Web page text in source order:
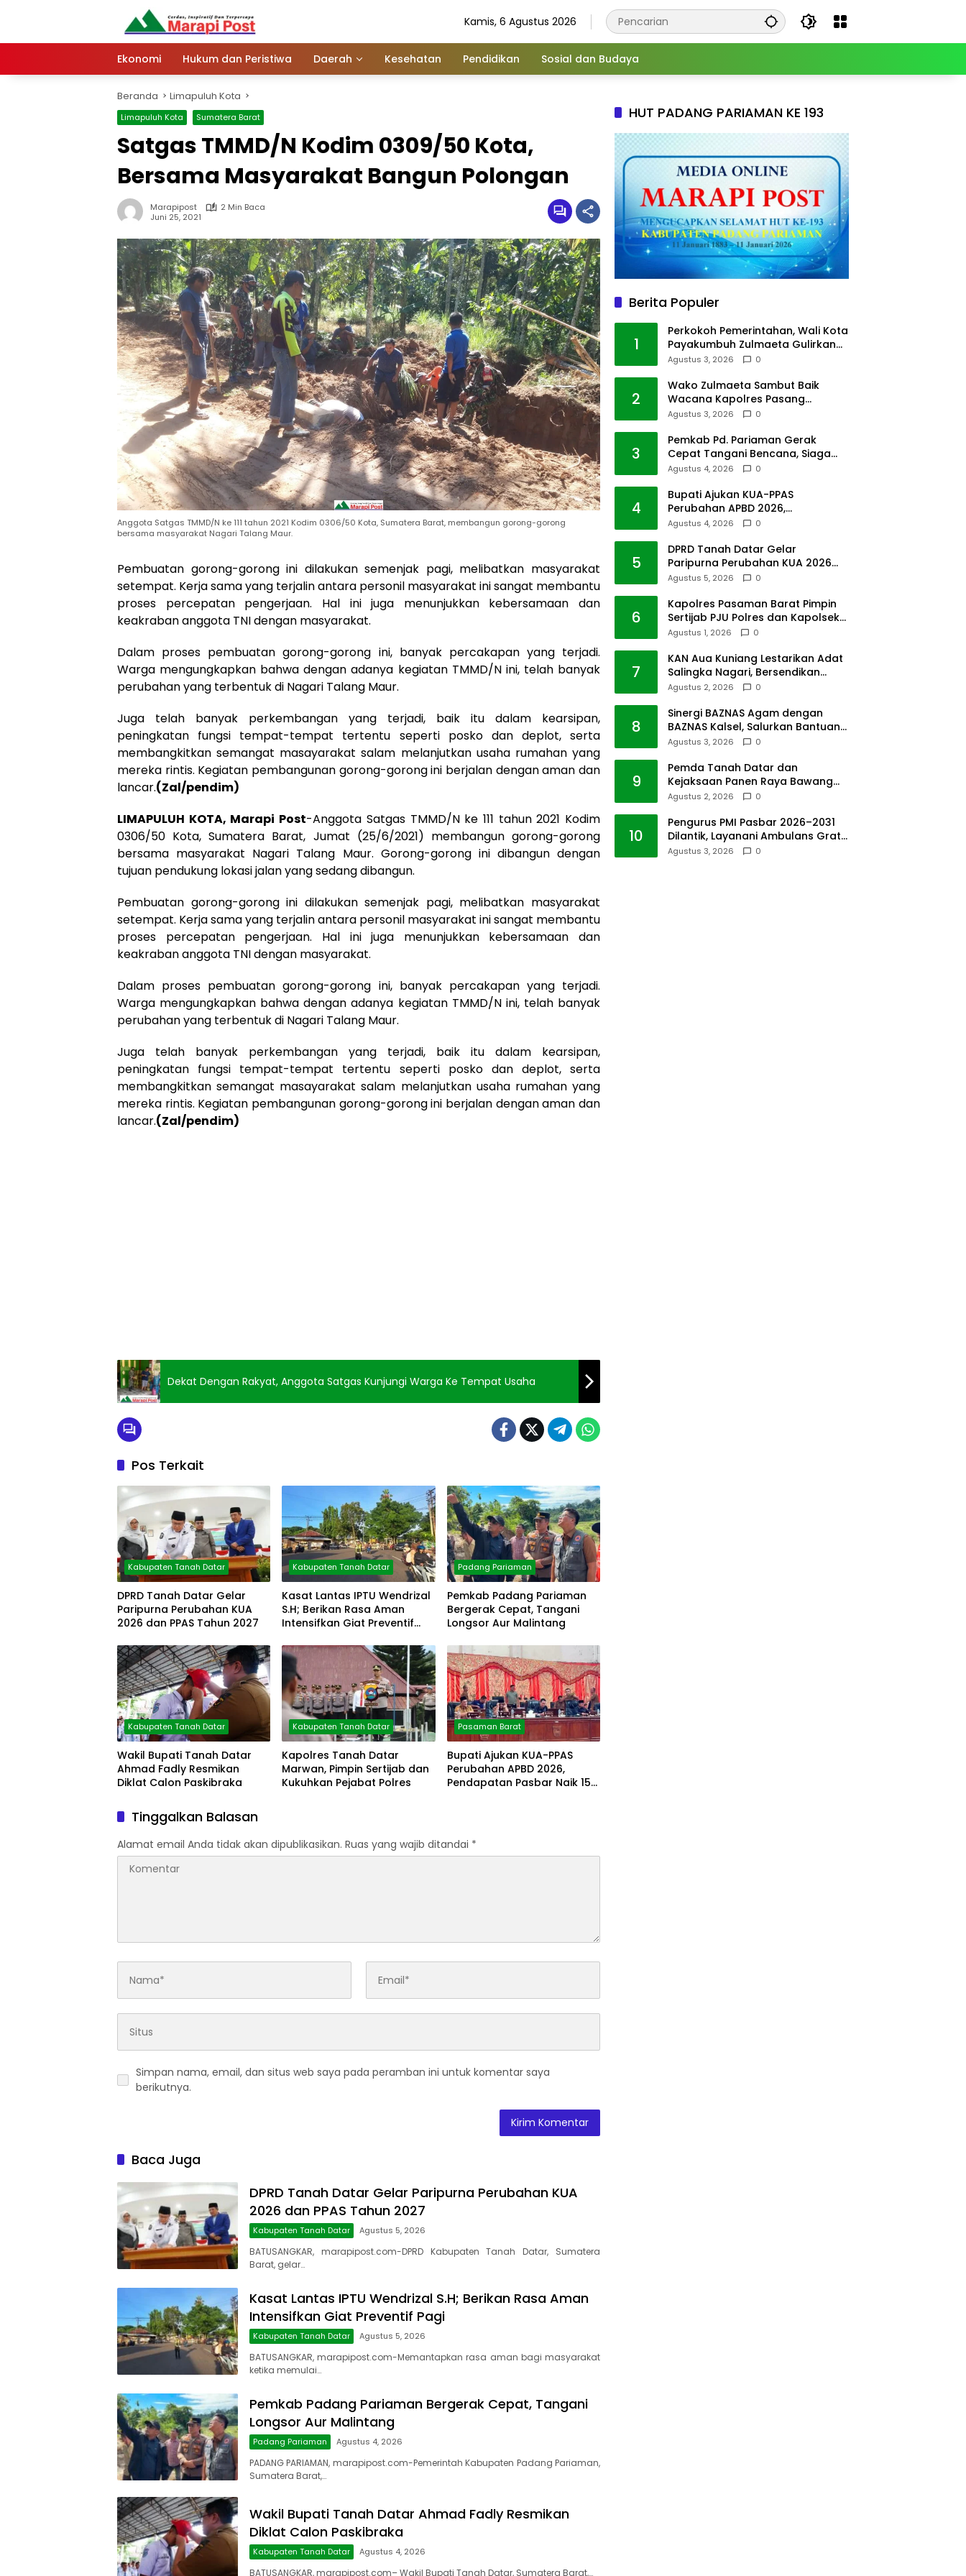
Kamis, 6 Agustus 2026
Ekonomi Hukum dan Peristiwa Daerah Kesehatan Pendidikan Sosial dan Budaya
Beranda Limapuluh Kota
Limapuluh Kota Sumatera Barat
Satgas TMMD/N Kodim 0309/50 Kota,
Bersama Masyarakat Bangun Polongan
Marapipost
2 Min Baca
Juni 25, 2021
Anggota Satgas TMMD/N ke 111 tahun 2021 Kodim 0306/50 Kota, Sumatera Barat, membangun gorong-gorong
bersama masyarakat Nagari Talang Maur.
Pembuatan gorong-gorong ini dilakukan semenjak pagi, melibatkan masyarakat
setempat. Kerja sama yang terjalin antara personil masyarakat ini sangat membantu
proses percepatan pengerjaan. Hal ini juga menunjukkan kebersamaan dan
keakraban anggota TNI dengan masyarakat.
Dalam proses pembuatan gorong-gorong ini, banyak percakapan yang terjadi.
Warga mengungkapkan bahwa dengan adanya kegiatan TMMD/N ini, telah banyak
perubahan yang terbentuk di Nagari Talang Maur.
Juga telah banyak perkembangan yang terjadi, baik itu dalam kearsipan,
peningkatan fungsi tempat-tempat tertentu seperti posko dan deplot, serta
membangkitkan semangat masayarakat salam melanjutkan usaha rumahan yang
mereka rintis. Kegiatan pembangunan gorong-gorong ini berjalan dengan aman dan
lancar.(Zal/pendim)
LIMAPULUH KOTA, Marapi Post-Anggota Satgas TMMD/N ke 111 tahun 2021 Kodim
0306/50 Kota, Sumatera Barat, Jumat (25/6/2021) membangun gorong-gorong
bersama masyarakat Nagari Talang Maur. Gorong-gorong ini dibangun dengan
tujuan pendukung lokasi jalan yang sedang dibangun.
Pembuatan gorong-gorong ini dilakukan semenjak pagi, melibatkan masyarakat
setempat. Kerja sama yang terjalin antara personil masyarakat ini sangat membantu
proses percepatan pengerjaan. Hal ini juga menunjukkan kebersamaan dan
keakraban anggota TNI dengan masyarakat.
Dalam proses pembuatan gorong-gorong ini, banyak percakapan yang terjadi.
Warga mengungkapkan bahwa dengan adanya kegiatan TMMD/N ini, telah banyak
perubahan yang terbentuk di Nagari Talang Maur.
Juga telah banyak perkembangan yang terjadi, baik itu dalam kearsipan,
peningkatan fungsi tempat-tempat tertentu seperti posko dan deplot, serta
membangkitkan semangat masayarakat salam melanjutkan usaha rumahan yang
mereka rintis. Kegiatan pembangunan gorong-gorong ini berjalan dengan aman dan
lancar.(Zal/pendim)
Dekat Dengan Rakyat, Anggota Satgas Kunjungi Warga Ke Tempat Usaha
Pos Terkait
Kabupaten Tanah Datar
DPRD Tanah Datar Gelar
Paripurna Perubahan KUA
2026 dan PPAS Tahun 2027
Kabupaten Tanah Datar
Kasat Lantas IPTU Wendrizal
S.H; Berikan Rasa Aman
Intensifkan Giat Preventif
Padang Pariaman
Pemkab Padang Pariaman
Bergerak Cepat, Tangani
Longsor Aur Malintang
Kabupaten Tanah Datar
Wakil Bupati Tanah Datar
Ahmad Fadly Resmikan
Diklat Calon Paskibraka
Kabupaten Tanah Datar
Kapolres Tanah Datar
Marwan, Pimpin Sertijab dan
Kukuhkan Pejabat Polres
Pasaman Barat
Bupati Ajukan KUA-PPAS
Perubahan APBD 2026,
Pendapatan Pasbar Naik 15
Tinggalkan Balasan
Alamat email Anda tidak akan dipublikasikan. Ruas yang wajib ditandai *
Simpan nama, email, dan situs web saya pada peramban ini untuk komentar saya
berikutnya.
Baca Juga
DPRD Tanah Datar Gelar Paripurna Perubahan KUA
2026 dan PPAS Tahun 2027
Kabupaten Tanah Datar Agustus 5, 2026
BATUSANGKAR, marapipost.com-DPRD Kabupaten Tanah Datar, Sumatera
Barat, gelar…
Kasat Lantas IPTU Wendrizal S.H; Berikan Rasa Aman
Intensifkan Giat Preventif Pagi
Kabupaten Tanah Datar Agustus 5, 2026
BATUSANGKAR, marapipost.com-Memantapkan rasa aman bagi masyarakat
ketika memulai…
Pemkab Padang Pariaman Bergerak Cepat, Tangani
Longsor Aur Malintang
Padang Pariaman Agustus 4, 2026
PADANG PARIAMAN, marapipost.com-Pemerintah Kabupaten Padang Pariaman,
Sumatera Barat,…
Wakil Bupati Tanah Datar Ahmad Fadly Resmikan
Diklat Calon Paskibraka
Kabupaten Tanah Datar Agustus 4, 2026
BATUSANGKAR, marapipost.com– Wakil Bupati Tanah Datar, Sumatera Barat,…
HUT PADANG PARIAMAN KE 193
Berita Populer
1
Perkokoh Pemerintahan, Wali Kota
Payakumbuh Zulmaeta Gulirkan
Jabatan
Agustus 3, 2026 0
2
Wako Zulmaeta Sambut Baik
Wacana Kapolres Pasang
Kamera Pantau Lalin
Agustus 3, 2026 0
3
Pemkab Pd. Pariaman Gerak
Cepat Tangani Bencana, Siaga
Cuaca Ekstrem
Agustus 4, 2026 0
4
Bupati Ajukan KUA-PPAS
Perubahan APBD 2026,
Pendapatan Pasbar Naik 15
Agustus 4, 2026 0
5
DPRD Tanah Datar Gelar
Paripurna Perubahan KUA 2026
dan PPAS Tahun 2027
Agustus 5, 2026 0
6
Kapolres Pasaman Barat Pimpin
Sertijab PJU Polres dan Kapolsek
Sungai Beremas
Agustus 1, 2026 0
7
KAN Aua Kuniang Lestarikan Adat
Salingka Nagari, Bersendikan
Kitabullah
Agustus 2, 2026 0
8
Sinergi BAZNAS Agam dengan
BAZNAS Kalsel, Salurkan Bantuan
Bencana Alam
Agustus 3, 2026 0
9
Pemda Tanah Datar dan
Kejaksaan Panen Raya Bawang
Merah di Sawah Tangah
Agustus 2, 2026 0
10
Pengurus PMI Pasbar 2026–2031
Dilantik, Layanani Ambulans Gratis
ke Padang
Agustus 3, 2026 0